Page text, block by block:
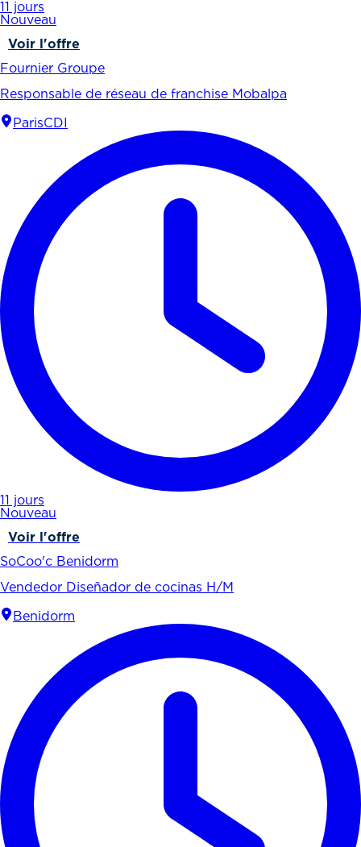
11 jours
Nouveau
Voir l'offre
Fournier Groupe
Responsable de réseau de franchise Mobalpa
ParisCDI
11 jours
Nouveau
Voir l'offre
SoCoo'c Benidorm
Vendedor Diseñador de cocinas H/M
Benidorm